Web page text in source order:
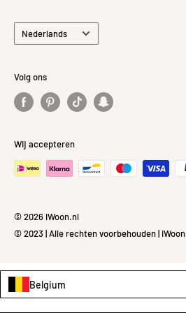
Taal
Nederlands
Volg ons
Wij accepteren
© 2026 iWoon.nl
© 2023 | Alle rechten voorbehouden | iWoon
Belgium